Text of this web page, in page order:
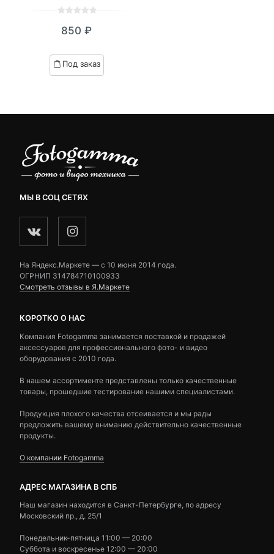
out
based
on
850 ₽
Под заказ
МЫ В СОЦ СЕТЯХ
На Яндекс.Маркете — c 10 июня 2014 года.
ОГРНИП 314784710100933
Смотреть отзывы в Я.Маркете
КОРОТКО О НАС
Компания Fotogamma занимается поставкой и продажей
аксессуаров для профессионального фото- и видео
оборудования с 2010 года.
В нашем ассортименте представлены только качественные
товары, прошедшие тестирование нашими специалистами.
Продукция плохого качества отсеивается и мы рады
предложить вашему вниманию действительно качественные
продукты.
О компании Fotogamma
АДРЕС МАГАЗИНА В СПБ
Наш магазин находится в Санкт-Петербурге, по адресу
Московский пр., д. 25/1
Понедельник-пятница 11:00 — 20:00
Суббота и воскресенье 12:00 — 20:00